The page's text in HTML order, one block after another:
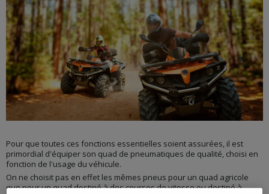
Pour que toutes ces fonctions essentielles soient assurées, il est
primordial d'équiper son quad de pneumatiques de qualité, choisi en
fonction de l'usage du véhicule.
On ne choisit pas en effet les mêmes pneus pour un quad agricole
que pour un quad destiné à des courses de vitesse ou destiné à